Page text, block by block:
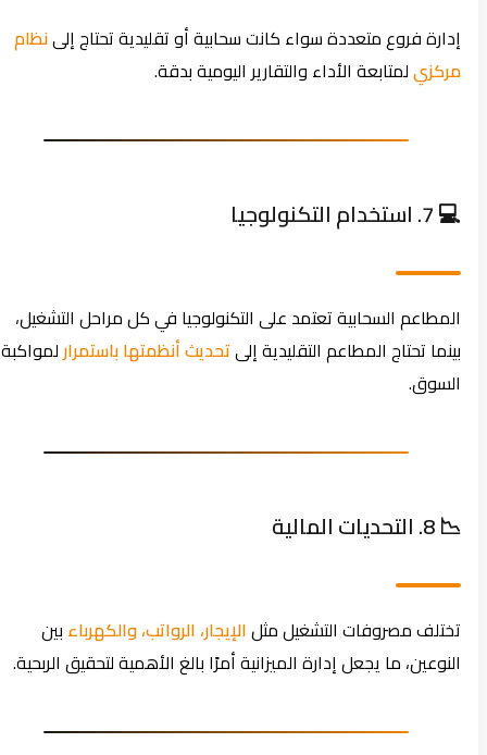
إدارة فروع متعددة سواء كانت سحابية أو تقليدية تحتاج إلىنظام
مركزيلمتابعة الأداء والتقارير اليومية بدقة.
💻 7. استخدام التكنولوجيا
المطاعم السحابية تعتمد على التكنولوجيا في كل مراحل التشغيل،
بينما تحتاج المطاعم التقليدية إلىتحديث أنظمتها باستمرارلمواكبة
السوق.
تختلف مصروفات التشغيل مثلالإيجار، الرواتب، والكهرباءبين
النوعين، ما يجعل إدارة الميزانية أمرًا بالغ الأهمية لتحقيق الربحية.